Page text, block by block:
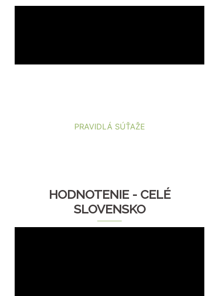
PRAVIDLÁ SÚŤAŽE
HODNOTENIE - CELÉ
SLOVENSKO